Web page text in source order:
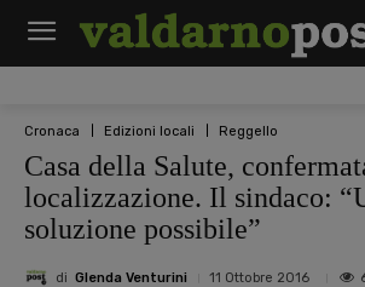
Cronaca Edizioni locali Reggello
Casa della Salute,
localizzazione. Il sindaco:
soluzione possibile”
di Glenda Venturini 11 Ottobre 2016